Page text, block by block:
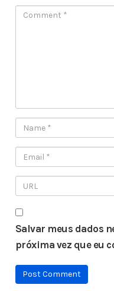
Salvar meus dados
próxima vez que eu